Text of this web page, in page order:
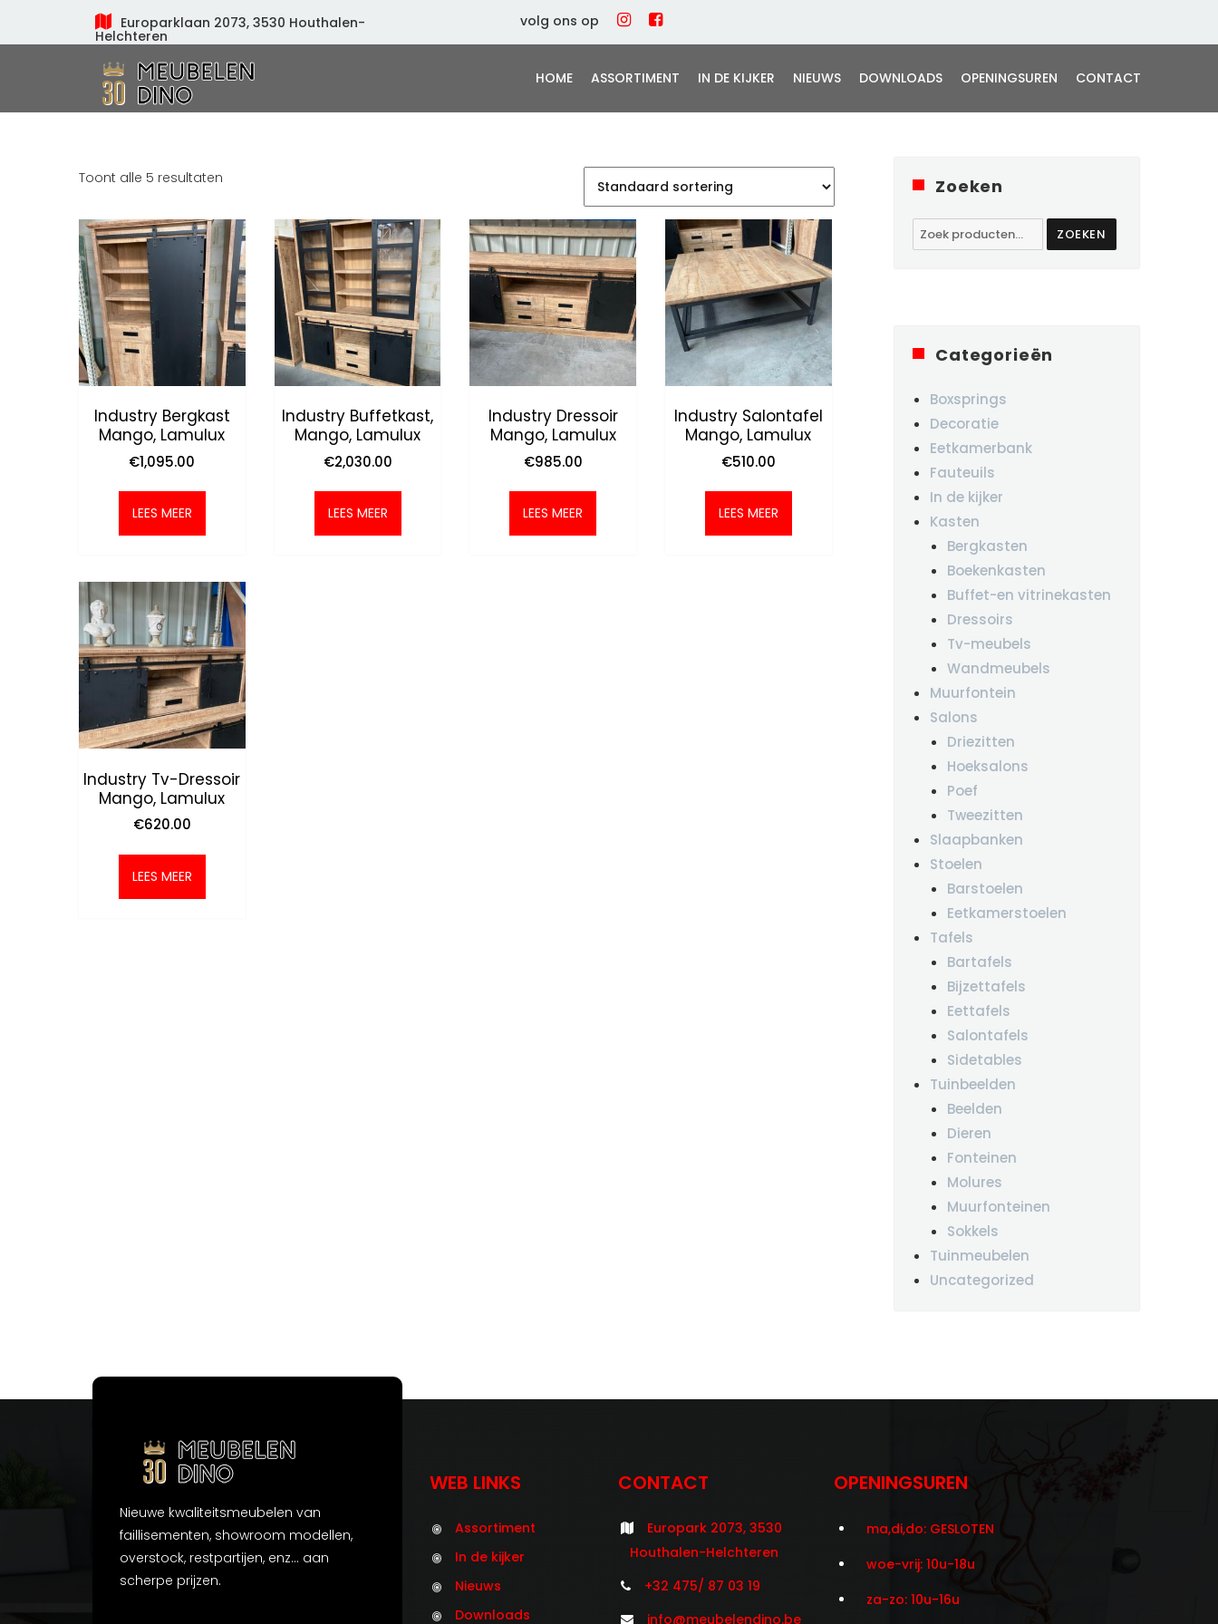
Europarklaan 2073, 3530 Houthalen-
Helchteren
volg ons op
HOME ASSORTIMENT IN DE KIJKER NIEUWS DOWNLOADS OPENINGSUREN CONTACT
Toont alle 5 resultaten
Industry Bergkast
Mango, Lamulux
€1,095.00
LEES MEER
Industry Buffetkast,
Mango, Lamulux
€2,030.00
LEES MEER
Industry Dressoir
Mango, Lamulux
€985.00
LEES MEER
Industry Salontafel
Mango, Lamulux
€510.00
LEES MEER
Industry Tv-Dressoir
Mango, Lamulux
€620.00
LEES MEER
Zoeken
Zoeken
naar:
ZOEKEN
Categorieën
Boxsprings
Decoratie
Eetkamerbank
Fauteuils
In de kijker
Kasten
Bergkasten
Boekenkasten
Buffet-en vitrinekasten
Dressoirs
Tv-meubels
Wandmeubels
Muurfontein
Salons
Driezitten
Hoeksalons
Poef
Tweezitten
Slaapbanken
Stoelen
Barstoelen
Eetkamerstoelen
Tafels
Bartafels
Bijzettafels
Eettafels
Salontafels
Sidetables
Tuinbeelden
Beelden
Dieren
Fonteinen
Molures
Muurfonteinen
Sokkels
Tuinmeubelen
Uncategorized
Nieuwe kwaliteitsmeubelen van
faillisementen, showroom modellen,
overstock, restpartijen, enz... aan
scherpe prijzen.
WEB LINKS
Assortiment
In de kijker
Nieuws
Downloads
CONTACT
Europark 2073, 3530
Houthalen-Helchteren
+32 475/ 87 03 19
info@meubelendino.be
OPENINGSUREN
ma,di,do: GESLOTEN
woe-vrij: 10u-18u
za-zo: 10u-16u